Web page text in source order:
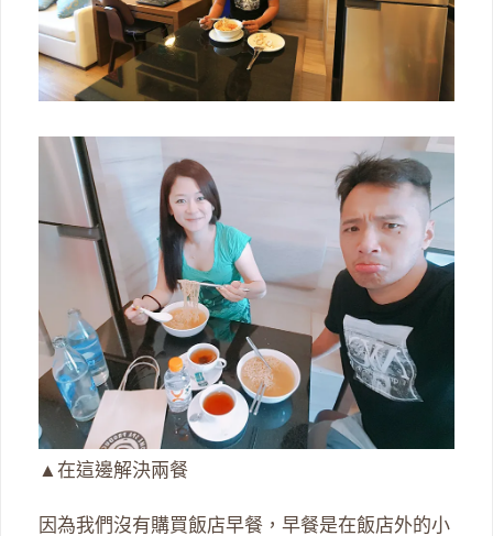
▲在這邊解決兩餐
因為我們沒有購買飯店早餐，早餐是在飯店外的小